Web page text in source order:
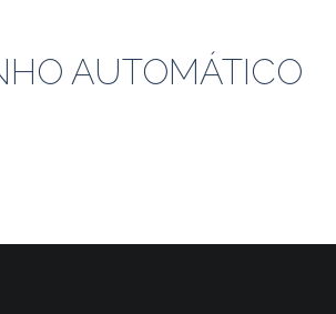
AUTOMÁTICO